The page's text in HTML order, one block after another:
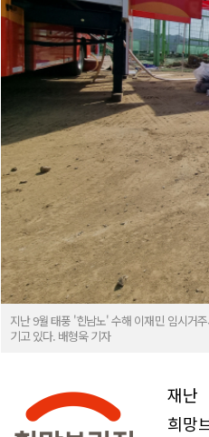
지난 9월 태풍 '힌남노' 수해 이재민 임시거
기고 있다. 배형욱 기자
재난
희망